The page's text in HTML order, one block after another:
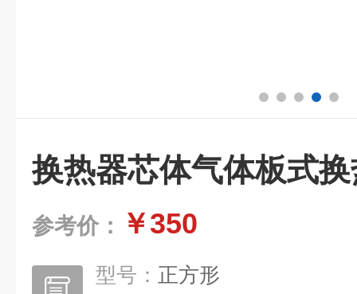
换热器芯体气体板式
参考价： ￥350
型号： 正方形